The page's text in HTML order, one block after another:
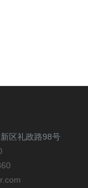
区礼政路98号